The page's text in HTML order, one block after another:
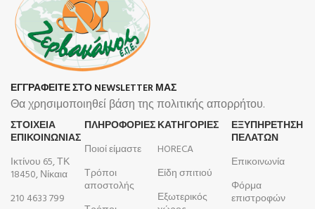
ΕΓΓΡΑΦΕΙΤΕ ΣΤΟ NEWSLETTER ΜΑΣ
Θα χρησιμοποιηθεί βάση της πολιτικής απορρήτου.
ΣΤΟΙΧΕΙΑ
ΕΠΙΚΟΙΝΩΝΙΑΣ
Ικτίνου 65, ΤΚ
18450, Νίκαια
210 4633 799
ΠΛΗΡΟΦΟΡΊΕΣ
Ποιοί είμαστε
Τρόποι
αποστολής
ΚΑΤΗΓΟΡΙΕΣ
HORECA
Είδη σπιτιού
Εξωτερικός
ΕΞΥΠΗΡΕΤΗΣΗ
ΠΕΛΑΤΩΝ
Επικοινωνία
Φόρμα
επιστροφών